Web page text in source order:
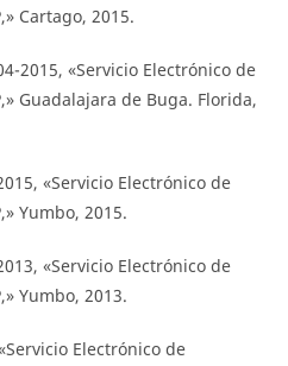
Cartago, 2015.
2015, «Servicio Electrónico de
Guadalajara de Buga. Florida,
«Servicio Electrónico de
Yumbo, 2015.
«Servicio Electrónico de
Yumbo, 2013.
Electrónico de